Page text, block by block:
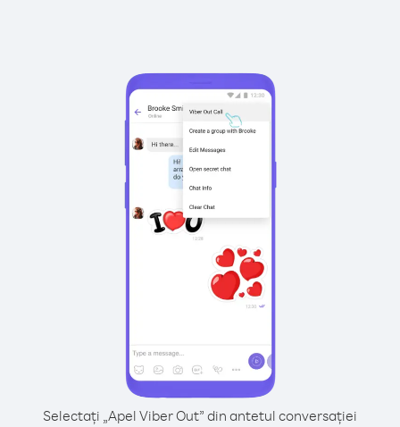
Selectați „Apel Viber Out” din antetul conversației